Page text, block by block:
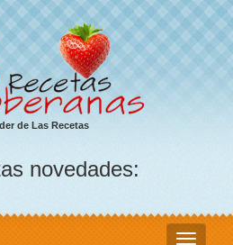
de Las Recetas
novedades: